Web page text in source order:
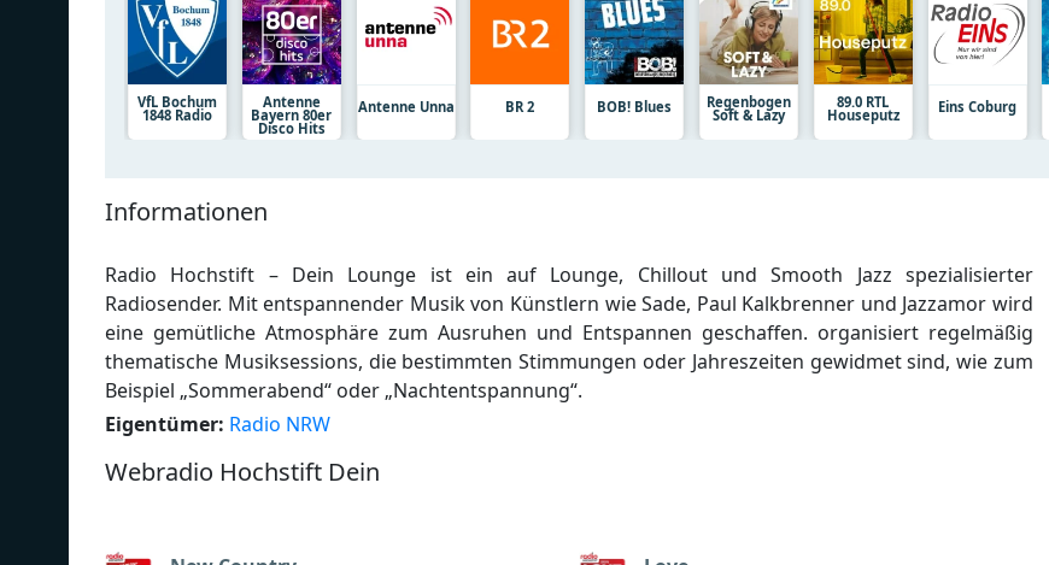
VfL Bochum
1848 Radio
Antenne
Bayern 80er
Disco Hits
Antenne Unna BR 2 BOB! Blues Regenbogen
Soft & Lazy
89.0 RTL
Houseputz Eins Coburg
Informationen
Radio Hochstift – Dein Lounge ist ein auf Lounge, Chillout und Smooth Jazz spezialisierter
Radiosender. Mit entspannender Musik von Künstlern wie Sade, Paul Kalkbrenner und Jazzamor wird
eine gemütliche Atmosphäre zum Ausruhen und Entspannen geschaffen. organisiert regelmäßig
thematische Musiksessions, die bestimmten Stimmungen oder Jahreszeiten gewidmet sind, wie zum
Beispiel „Sommerabend“ oder „Nachtentspannung“.
Eigentümer: Radio NRW
Webradio Hochstift Dein